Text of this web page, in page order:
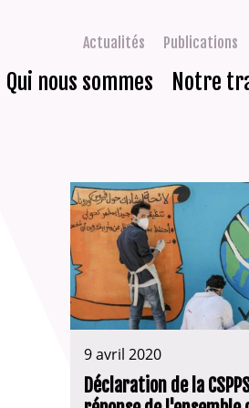
Actualités Publications
Qui nous sommes Notre
9 avril 2020
Déclaration de la